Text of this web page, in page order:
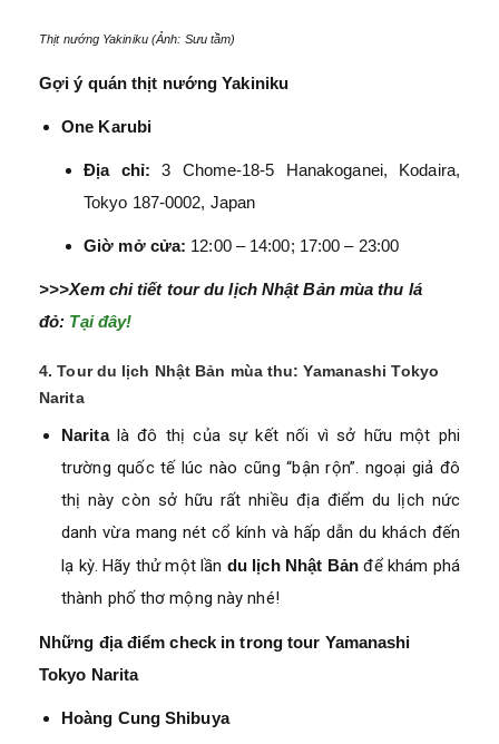
Thịt nướng Yakiniku (Ảnh: Sưu tầm)
Gợi ý quán thịt nướng Yakiniku
One Karubi
Địa chỉ:
3 Chome-18-5 Hanakoganei, Kodaira,
Tokyo 187-0002, Japan
Giờ mở cửa: 12:00 – 14:00; 17:00 – 23:00
>>>Xem chi tiết tour du lịch Nhật Bản mùa thu lá
đỏ: Tại đây!
4. Tour du lịch Nhật Bản mùa thu: Yamanashi Tokyo
Narita
Narita là đô thị của sự kết nối vì sở hữu một phi
trường quốc tế lúc nào cũng “bận rộn”. ngoại giả đô
thị này còn sở hữu rất nhiều địa điểm du lịch nức
danh vừa mang nét cổ kính và hấp dẫn du khách đến
lạ kỳ. Hãy thử một lần du lịch Nhật Bản để khám phá
thành phố thơ mộng này nhé!
Những địa điểm check in trong tour Yamanashi
Tokyo Narita
Hoàng Cung Shibuya